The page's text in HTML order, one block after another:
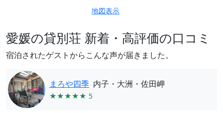
地図表示
愛媛の貸別荘 新着・高評価の口コミ
宿泊されたゲストからこんな声が届きました。
まろや四季 内子・大洲・佐田岬
★★★★★ 5